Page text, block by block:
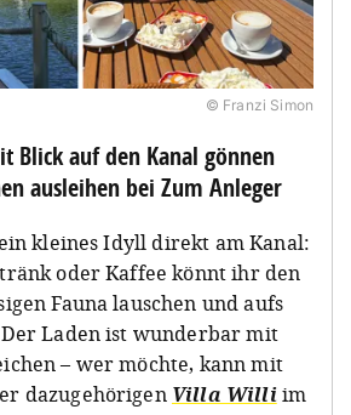
© Franzi Simon
Blick auf den Kanal gönnen
ausleihen bei Zum Anleger
kleines Idyll direkt am Kanal:
oder Kaffee könnt ihr den
Fauna lauschen und aufs
Laden ist wunderbar mit
– wer möchte, kann mit
dazugehörigen Villa Williim